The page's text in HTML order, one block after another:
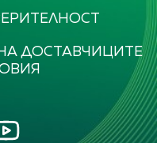
ДОСТАВЧИЦИТЕ